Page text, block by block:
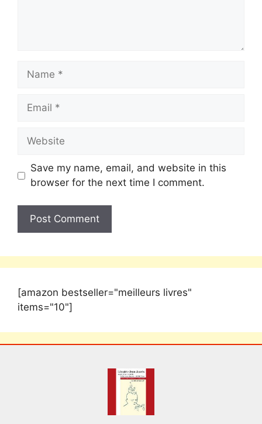
Save my name, email, and website in this
browser for the next time I comment.
[amazon bestseller="meilleurs livres"
items="10"]